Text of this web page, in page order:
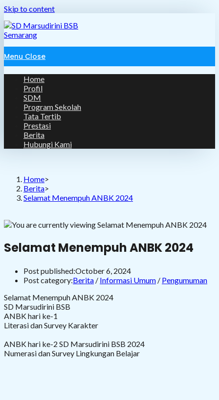
Skip to content
Menu Close
Home
Profil
SDM
Program Sekolah
Tata Tertib
Prestasi
Berita
Hubungi Kami
Home>
Berita>
Selamat Menempuh ANBK 2024
Selamat Menempuh ANBK 2024
Post published:October 6, 2024
Post category:Berita / Informasi Umum / Pengumuman
Selamat Menempuh ANBK 2024
SD Marsudirini BSB
ANBK hari ke-1
Literasi dan Survey Karakter
ANBK hari ke-2 SD Marsudirini BSB 2024
Numerasi dan Survey Lingkungan Belajar